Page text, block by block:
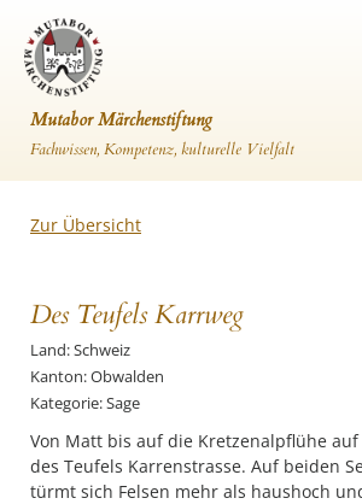
Mutabor Märchenstiftung
Fachwissen, Kompetenz, kulturelle Vielfalt
Zur Übersicht
Des Teufels Karrweg
Land: Schweiz
Kanton: Obwalden
Kategorie: Sage
des Teufels Karrenstrasse. Auf beiden
türmt sich Felsen mehr als haushoch